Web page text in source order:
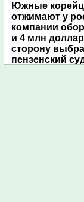
Южные
отжимают у
компании
и 4 млн
сторону
пензенский